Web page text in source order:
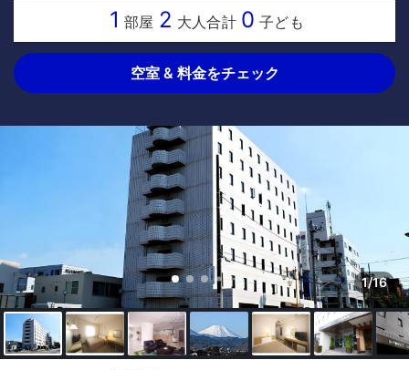
1 部屋 2 大人合計 0 子ども
空室 & 料金をチェック
1/16